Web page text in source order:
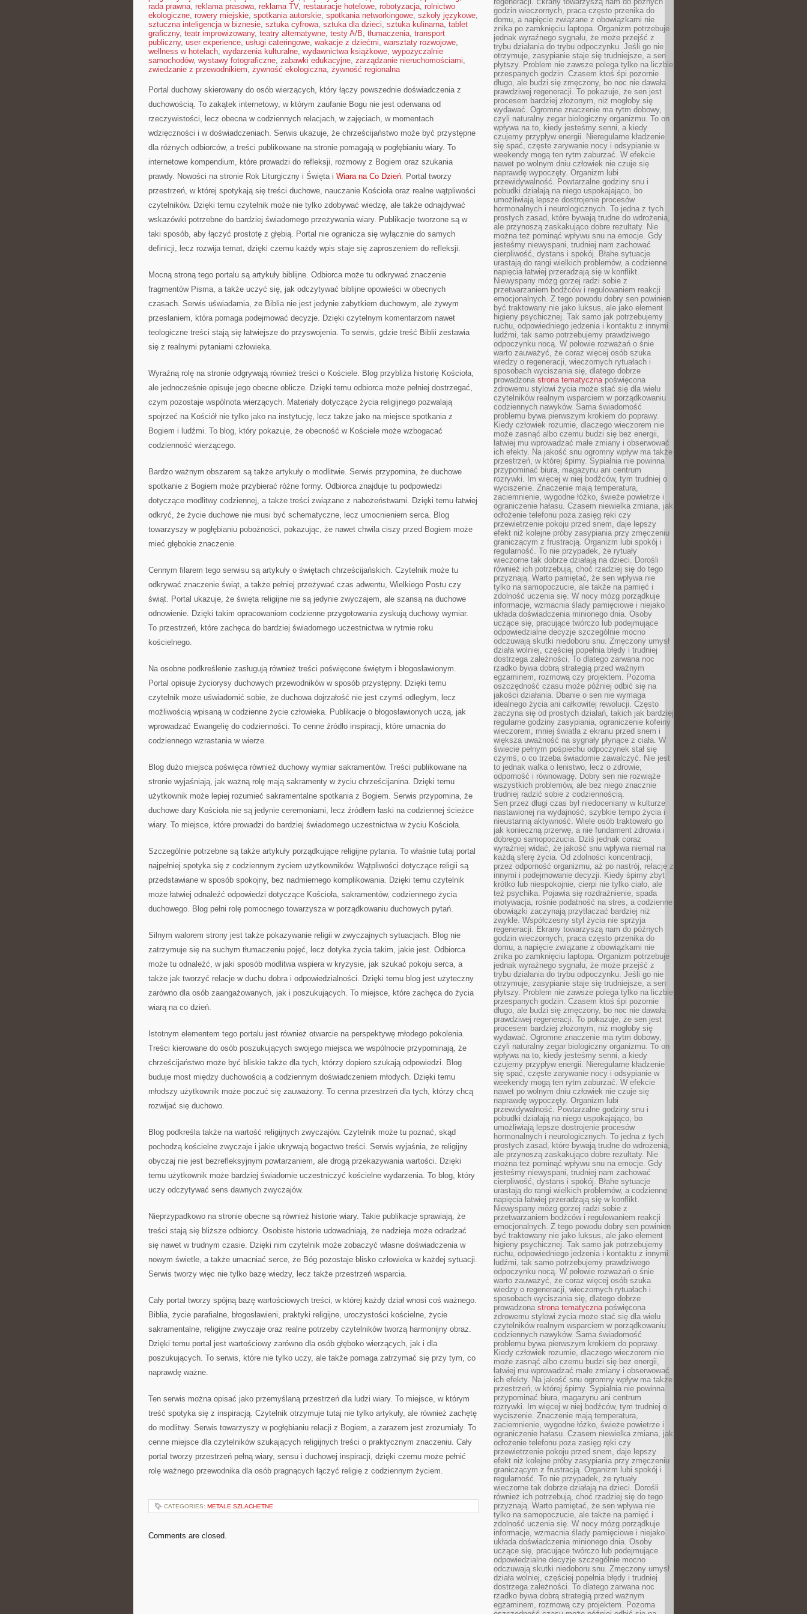
rada prawna, reklama prasowa, reklama TV, restauracje hotelowe, robotyzacja, rolnictwo
ekologiczne, rowery miejskie, spotkania autorskie, spotkania networkingowe, szkoły językowe,
sztuczna inteligencja w biznesie, sztuka cyfrowa, sztuka dla dzieci, sztuka kulinarna, tablet
graficzny, teatr improwizowany, teatry alternatywne, testy A/B, tłumaczenia, transport
publiczny, user experience, usługi cateringowe, wakacje z dziećmi, warsztaty rozwojowe,
wellness w hotelach, wydarzenia kulturalne, wydawnictwa książkowe, wypożyczalnie
samochodów, wystawy fotograficzne, zabawki edukacyjne, zarządzanie nieruchomościami,
zwiedzanie z przewodnikiem, żywność ekologiczna, żywność regionalna
Portal duchowy skierowany do osób wierzących, który łączy powszednie doświadczenia z
duchowością. To zakątek internetowy, w którym zaufanie Bogu nie jest oderwana od
rzeczywistości, lecz obecna w codziennych relacjach, w zajęciach, w momentach
wdzięczności i w doświadczeniach. Serwis ukazuje, że chrześcijaństwo może być przystępne
dla różnych odbiorców, a treści publikowane na stronie pomagają w pogłębianiu wiary. To
internetowe kompendium, które prowadzi do refleksji, rozmowy z Bogiem oraz szukania
prawdy. Nowości na stronie Rok Liturgiczny i Święta i Wiara na Co Dzień. Portal tworzy
przestrzeń, w której spotykają się treści duchowe, nauczanie Kościoła oraz realne wątpliwości
czytelników. Dzięki temu czytelnik może nie tylko zdobywać wiedzę, ale także odnajdywać
wskazówki potrzebne do bardziej świadomego przeżywania wiary. Publikacje tworzone są w
taki sposób, aby łączyć prostotę z głębią. Portal nie ogranicza się wyłącznie do samych
definicji, lecz rozwija temat, dzięki czemu każdy wpis staje się zaproszeniem do refleksji.
Mocną stroną tego portalu są artykuły biblijne. Odbiorca może tu odkrywać znaczenie
fragmentów Pisma, a także uczyć się, jak odczytywać biblijne opowieści w obecnych
czasach. Serwis uświadamia, że Biblia nie jest jedynie zabytkiem duchowym, ale żywym
przesłaniem, która pomaga podejmować decyzje. Dzięki czytelnym komentarzom nawet
teologiczne treści stają się łatwiejsze do przyswojenia. To serwis, gdzie treść Biblii zestawia
się z realnymi pytaniami człowieka.
Wyraźną rolę na stronie odgrywają również treści o Kościele. Blog przybliża historię Kościoła,
ale jednocześnie opisuje jego obecne oblicze. Dzięki temu odbiorca może pełniej dostrzegać,
czym pozostaje wspólnota wierzących. Materiały dotyczące życia religijnego pozwalają
spojrzeć na Kościół nie tylko jako na instytucję, lecz także jako na miejsce spotkania z
Bogiem i ludźmi. To blog, który pokazuje, że obecność w Kościele może wzbogacać
codzienność wierzącego.
Bardzo ważnym obszarem są także artykuły o modlitwie. Serwis przypomina, że duchowe
spotkanie z Bogiem może przybierać różne formy. Odbiorca znajduje tu podpowiedzi
dotyczące modlitwy codziennej, a także treści związane z nabożeństwami. Dzięki temu łatwiej
odkryć, że życie duchowe nie musi być schematyczne, lecz umocnieniem serca. Blog
towarzyszy w pogłębianiu pobożności, pokazując, że nawet chwila ciszy przed Bogiem może
mieć głębokie znaczenie.
Cennym filarem tego serwisu są artykuły o świętach chrześcijańskich. Czytelnik może tu
odkrywać znaczenie świąt, a także pełniej przeżywać czas adwentu, Wielkiego Postu czy
świąt. Portal ukazuje, że święta religijne nie są jedynie zwyczajem, ale szansą na duchowe
odnowienie. Dzięki takim opracowaniom codzienne przygotowania zyskują duchowy wymiar.
To przestrzeń, które zachęca do bardziej świadomego uczestnictwa w rytmie roku
kościelnego.
Na osobne podkreślenie zasługują również treści poświęcone świętym i błogosławionym.
Portal opisuje życiorysy duchowych przewodników w sposób przystępny. Dzięki temu
czytelnik może uświadomić sobie, że duchowa dojrzałość nie jest czymś odległym, lecz
możliwością wpisaną w codzienne życie człowieka. Publikacje o błogosławionych uczą, jak
wprowadzać Ewangelię do codzienności. To cenne źródło inspiracji, które umacnia do
codziennego wzrastania w wierze.
Blog dużo miejsca poświęca również duchowy wymiar sakramentów. Treści publikowane na
stronie wyjaśniają, jak ważną rolę mają sakramenty w życiu chrześcijanina. Dzięki temu
użytkownik może lepiej rozumieć sakramentalne spotkania z Bogiem. Serwis przypomina, że
duchowe dary Kościoła nie są jedynie ceremoniami, lecz źródłem łaski na codziennej ścieżce
wiary. To miejsce, które prowadzi do bardziej świadomego uczestnictwa w życiu Kościoła.
Szczególnie potrzebne są także artykuły porządkujące religijne pytania. To właśnie tutaj portal
najpełniej spotyka się z codziennym życiem użytkowników. Wątpliwości dotyczące religii są
przedstawiane w sposób spokojny, bez nadmiernego komplikowania. Dzięki temu czytelnik
może łatwiej odnaleźć odpowiedzi dotyczące Kościoła, sakramentów, codziennego życia
duchowego. Blog pełni rolę pomocnego towarzysza w porządkowaniu duchowych pytań.
Silnym walorem strony jest także pokazywanie religii w zwyczajnych sytuacjach. Blog nie
zatrzymuje się na suchym tłumaczeniu pojęć, lecz dotyka życia takim, jakie jest. Odbiorca
może tu odnaleźć, w jaki sposób modlitwa wspiera w kryzysie, jak szukać pokoju serca, a
także jak tworzyć relacje w duchu dobra i odpowiedzialności. Dzięki temu blog jest użyteczny
zarówno dla osób zaangażowanych, jak i poszukujących. To miejsce, które zachęca do życia
wiarą na co dzień.
Istotnym elementem tego portalu jest również otwarcie na perspektywę młodego pokolenia.
Treści kierowane do osób poszukujących swojego miejsca we wspólnocie przypominają, że
chrześcijaństwo może być bliskie także dla tych, którzy dopiero szukają odpowiedzi. Blog
buduje most między duchowością a codziennym doświadczeniem młodych. Dzięki temu
młodszy użytkownik może poczuć się zauważony. To cenna przestrzeń dla tych, którzy chcą
rozwijać się duchowo.
Blog podkreśla także na wartość religijnych zwyczajów. Czytelnik może tu poznać, skąd
pochodzą kościelne zwyczaje i jakie ukrywają bogactwo treści. Serwis wyjaśnia, że religijny
obyczaj nie jest bezrefleksyjnym powtarzaniem, ale drogą przekazywania wartości. Dzięki
temu użytkownik może bardziej świadomie uczestniczyć kościelne wydarzenia. To blog, który
uczy odczytywać sens dawnych zwyczajów.
Nieprzypadkowo na stronie obecne są również historie wiary. Takie publikacje sprawiają, że
treści stają się bliższe odbiorcy. Osobiste historie udowadniają, że nadzieja może odradzać
się nawet w trudnym czasie. Dzięki nim czytelnik może zobaczyć własne doświadczenia w
nowym świetle, a także umacniać serce, że Bóg pozostaje blisko człowieka w każdej sytuacji.
Serwis tworzy więc nie tylko bazę wiedzy, lecz także przestrzeń wsparcia.
Cały portal tworzy spójną bazę wartościowych treści, w której każdy dział wnosi coś ważnego.
Biblia, życie parafialne, błogosławieni, praktyki religijne, uroczystości kościelne, życie
sakramentalne, religijne zwyczaje oraz realne potrzeby czytelników tworzą harmonijny obraz.
Dzięki temu portal jest wartościowy zarówno dla osób głęboko wierzących, jak i dla
poszukujących. To serwis, które nie tylko uczy, ale także pomaga zatrzymać się przy tym, co
naprawdę ważne.
Ten serwis można opisać jako przemyślaną przestrzeń dla ludzi wiary. To miejsce, w którym
treść spotyka się z inspiracją. Czytelnik otrzymuje tutaj nie tylko artykuły, ale również zachętę
do modlitwy. Serwis towarzyszy w pogłębianiu relacji z Bogiem, a zarazem jest zrozumiały. To
cenne miejsce dla czytelników szukających religijnych treści o praktycznym znaczeniu. Cały
portal tworzy przestrzeń pełną wiary, sensu i duchowej inspiracji, dzięki czemu może pełnić
rolę ważnego przewodnika dla osób pragnących łączyć religię z codziennym życiem.
CATEGORIES: METALE SZLACHETNE
Comments are closed.
godzin wieczornych, praca często przenika do
domu, a napięcie związane z obowiązkami nie
znika po zamknięciu laptopa. Organizm potrzebuje
jednak wyraźnego sygnału, że może przejść z
trybu działania do trybu odpoczynku. Jeśli go nie
otrzymuje, zasypianie staje się trudniejsze, a sen
płytszy. Problem nie zawsze polega tylko na liczbie
przespanych godzin. Czasem ktoś śpi pozornie
długo, ale budzi się zmęczony, bo noc nie dawała
prawdziwej regeneracji. To pokazuje, że sen jest
procesem bardziej złożonym, niż mogłoby się
wydawać. Ogromne znaczenie ma rytm dobowy,
czyli naturalny zegar biologiczny organizmu. To on
wpływa na to, kiedy jesteśmy senni, a kiedy
czujemy przypływ energii. Nieregularne kładzenie
się spać, częste zarywanie nocy i odsypianie w
weekendy mogą ten rytm zaburzać. W efekcie
nawet po wolnym dniu człowiek nie czuje się
naprawdę wypoczęty. Organizm lubi
przewidywalność. Powtarzalne godziny snu i
pobudki działają na niego uspokajająco, bo
umożliwiają lepsze dostrojenie procesów
hormonalnych i neurologicznych. To jedna z tych
prostych zasad, które bywają trudne do wdrożenia,
ale przynoszą zaskakująco dobre rezultaty. Nie
można też pominąć wpływu snu na emocje. Gdy
jesteśmy niewyspani, trudniej nam zachować
cierpliwość, dystans i spokój. Błahe sytuacje
urastają do rangi wielkich problemów, a codzienne
napięcia łatwiej przeradzają się w konflikt.
Niewyspany mózg gorzej radzi sobie z
przetwarzaniem bodźców i regulowaniem reakcji
emocjonalnych. Z tego powodu dobry sen powinien
być traktowany nie jako luksus, ale jako element
higieny psychicznej. Tak samo jak potrzebujemy
ruchu, odpowiedniego jedzenia i kontaktu z innymi
ludźmi, tak samo potrzebujemy prawdziwego
odpoczynku nocą. W połowie rozważań o śnie
warto zauważyć, że coraz więcej osób szuka
wiedzy o regeneracji, wieczornych rytuałach i
sposobach wyciszania się, dlatego dobrze
prowadzona strona tematycznapoświęcona
zdrowemu stylowi życia może stać się dla wielu
czytelników realnym wsparciem w porządkowaniu
codziennych nawyków. Sama świadomość
problemu bywa pierwszym krokiem do poprawy.
Kiedy człowiek rozumie, dlaczego wieczorem nie
może zasnąć albo czemu budzi się bez energii,
łatwiej mu wprowadzać małe zmiany i obserwować
ich efekty. Na jakość snu ogromny wpływ ma także
przestrzeń, w której śpimy. Sypialnia nie powinna
przypominać biura, magazynu ani centrum
rozrywki. Im więcej w niej bodźców, tym trudniej o
wyciszenie. Znaczenie mają temperatura,
zaciemnienie, wygodne łóżko, świeże powietrze i
ograniczenie hałasu. Czasem niewielka zmiana, jak
odłożenie telefonu poza zasięg ręki czy
przewietrzenie pokoju przed snem, daje lepszy
efekt niż kolejne próby zasypiania przy zmęczeniu
graniczącym z frustracją. Organizm lubi spokój i
regularność. To nie przypadek, że rytuały
wieczorne tak dobrze działają na dzieci. Dorośli
również ich potrzebują, choć rzadziej się do tego
przyznają. Warto pamiętać, że sen wpływa nie
tylko na samopoczucie, ale także na pamięć i
zdolność uczenia się. W nocy mózg porządkuje
informacje, wzmacnia ślady pamięciowe i niejako
układa doświadczenia minionego dnia. Osoby
uczące się, pracujące twórczo lub podejmujące
odpowiedzialne decyzje szczególnie mocno
odczuwają skutki niedoboru snu. Zmęczony umysł
działa wolniej, częściej popełnia błędy i trudniej
dostrzega zależności. To dlatego zarwana noc
rzadko bywa dobrą strategią przed ważnym
egzaminem, rozmową czy projektem. Pozorna
oszczędność czasu może później odbić się na
jakości działania. Dbanie o sen nie wymaga
idealnego życia ani całkowitej rewolucji. Często
zaczyna się od prostych działań, takich jak bardziej
regularne godziny zasypiania, ograniczenie kofeiny
wieczorem, mniej światła z ekranu przed snem i
większa uważność na sygnały płynące z ciała. W
świecie pełnym pośpiechu odpoczynek stał się
czymś, o co trzeba świadomie zawalczyć. Nie jest
to jednak walka o lenistwo, lecz o zdrowie,
odporność i równowagę. Dobry sen nie rozwiąże
wszystkich problemów, ale bez niego znacznie
trudniej radzić sobie z codziennością.
Sen przez długi czas był niedoceniany w kulturze
nastawionej na wydajność, szybkie tempo życia i
nieustanną aktywność. Wiele osób traktowało go
jak konieczną przerwę, a nie fundament zdrowia i
dobrego samopoczucia. Dziś jednak coraz
wyraźniej widać, że jakość snu wpływa niemal na
każdą sferę życia. Od zdolności koncentracji,
przez odporność organizmu, aż po nastrój, relacje z
innymi i podejmowanie decyzji. Kiedy śpimy zbyt
krótko lub niespokojnie, cierpi nie tylko ciało, ale
też psychika. Pojawia się rozdrażnienie, spada
motywacja, rośnie podatność na stres, a codzienne
obowiązki zaczynają przytłaczać bardziej niż
zwykle. Współczesny styl życia nie sprzyja
regeneracji. Ekrany towarzyszą nam do późnych
godzin wieczornych, praca często przenika do
domu, a napięcie związane z obowiązkami nie
znika po zamknięciu laptopa. Organizm potrzebuje
jednak wyraźnego sygnału, że może przejść z
trybu działania do trybu odpoczynku. Jeśli go nie
otrzymuje, zasypianie staje się trudniejsze, a sen
płytszy. Problem nie zawsze polega tylko na liczbie
przespanych godzin. Czasem ktoś śpi pozornie
długo, ale budzi się zmęczony, bo noc nie dawała
prawdziwej regeneracji. To pokazuje, że sen jest
procesem bardziej złożonym, niż mogłoby się
wydawać. Ogromne znaczenie ma rytm dobowy,
czyli naturalny zegar biologiczny organizmu. To on
wpływa na to, kiedy jesteśmy senni, a kiedy
czujemy przypływ energii. Nieregularne kładzenie
się spać, częste zarywanie nocy i odsypianie w
weekendy mogą ten rytm zaburzać. W efekcie
nawet po wolnym dniu człowiek nie czuje się
naprawdę wypoczęty. Organizm lubi
przewidywalność. Powtarzalne godziny snu i
pobudki działają na niego uspokajająco, bo
umożliwiają lepsze dostrojenie procesów
hormonalnych i neurologicznych. To jedna z tych
prostych zasad, które bywają trudne do wdrożenia,
ale przynoszą zaskakująco dobre rezultaty. Nie
można też pominąć wpływu snu na emocje. Gdy
jesteśmy niewyspani, trudniej nam zachować
cierpliwość, dystans i spokój. Błahe sytuacje
urastają do rangi wielkich problemów, a codzienne
napięcia łatwiej przeradzają się w konflikt.
Niewyspany mózg gorzej radzi sobie z
przetwarzaniem bodźców i regulowaniem reakcji
emocjonalnych. Z tego powodu dobry sen powinien
być traktowany nie jako luksus, ale jako element
higieny psychicznej. Tak samo jak potrzebujemy
ruchu, odpowiedniego jedzenia i kontaktu z innymi
ludźmi, tak samo potrzebujemy prawdziwego
odpoczynku nocą. W połowie rozważań o śnie
warto zauważyć, że coraz więcej osób szuka
wiedzy o regeneracji, wieczornych rytuałach i
sposobach wyciszania się, dlatego dobrze
prowadzona strona tematycznapoświęcona
zdrowemu stylowi życia może stać się dla wielu
czytelników realnym wsparciem w porządkowaniu
codziennych nawyków. Sama świadomość
problemu bywa pierwszym krokiem do poprawy.
Kiedy człowiek rozumie, dlaczego wieczorem nie
może zasnąć albo czemu budzi się bez energii,
łatwiej mu wprowadzać małe zmiany i obserwować
ich efekty. Na jakość snu ogromny wpływ ma także
przestrzeń, w której śpimy. Sypialnia nie powinna
przypominać biura, magazynu ani centrum
rozrywki. Im więcej w niej bodźców, tym trudniej o
wyciszenie. Znaczenie mają temperatura,
zaciemnienie, wygodne łóżko, świeże powietrze i
ograniczenie hałasu. Czasem niewielka zmiana, jak
odłożenie telefonu poza zasięg ręki czy
przewietrzenie pokoju przed snem, daje lepszy
efekt niż kolejne próby zasypiania przy zmęczeniu
graniczącym z frustracją. Organizm lubi spokój i
regularność. To nie przypadek, że rytuały
wieczorne tak dobrze działają na dzieci. Dorośli
również ich potrzebują, choć rzadziej się do tego
przyznają. Warto pamiętać, że sen wpływa nie
tylko na samopoczucie, ale także na pamięć i
zdolność uczenia się. W nocy mózg porządkuje
informacje, wzmacnia ślady pamięciowe i niejako
układa doświadczenia minionego dnia. Osoby
uczące się, pracujące twórczo lub podejmujące
odpowiedzialne decyzje szczególnie mocno
odczuwają skutki niedoboru snu. Zmęczony umysł
działa wolniej, częściej popełnia błędy i trudniej
dostrzega zależności. To dlatego zarwana noc
rzadko bywa dobrą strategią przed ważnym
egzaminem, rozmową czy projektem. Pozorna